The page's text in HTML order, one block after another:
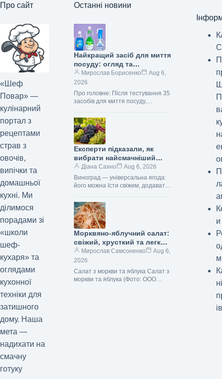
Про сайт
«Шеф
Повар» —
кулінарний
портал з
рецептами
страв з
овочів,
випічки та
домашньої
кухні. Ми
ділимося
порадами зі
«школи
шеф-
кухаря» та
оглядами
кухонної
техніки для
затишного
дому. Наша
мета —
надихати на
смачну
готуку
Останні новини
Найкращий засіб для миття
посуду: огляд та
рекомендації
Мирослав Борисенко
Aug 6,
2026
Про головне: Після тестування 35
засобів для миття посуду,
Liquid став найкращим вибором
для…
Експерти підказали, як
вибрати найсмачніший
виноград: секрети від
Россельгоспнагляду
Діана Сахно
Aug 6, 2026
Виноград — універсальна ягода:
його можна їсти свіжим, додавати
заготівлі, і все це принесе не
тільки…
Морквяно-яблучний салат:
свіжий, хрусткий та легкий
рецепт з фото
Мирослав Самсоненко
Aug 6,
2026
Салат з моркви та яблука Салат з
моркви та яблука (Фото: ООО
и
м
ів